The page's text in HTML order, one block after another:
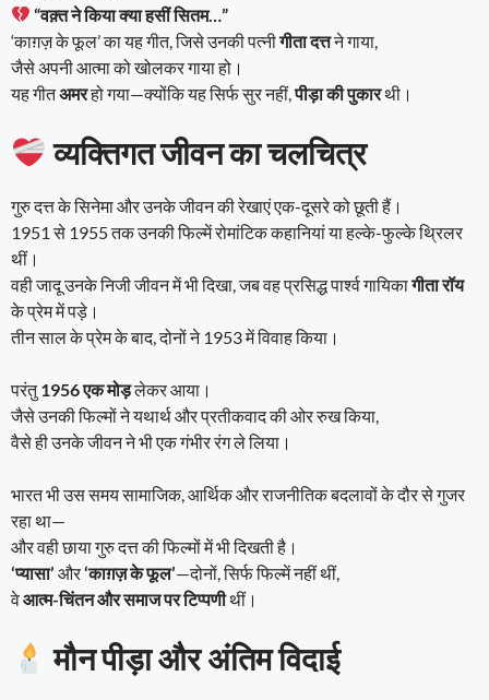
“वक़्त ने किया क्या हसीं सितम…”
‘काग़ज़ के फूल’ का यह गीत, जिसे उनकी पत्नीगीता दत्तने गाया,
जैसे अपनी आत्मा को खोलकर गाया हो।
यह गीतअमरहो गया—क्योंकि यह सिर्फ सुर नहीं,पीड़ा की पुकारथी।
व्यक्तिगत जीवन का चलचित्र
गुरु दत्त के सिनेमा और उनके जीवन की रेखाएं एक-दूसरे को छूती हैं।
1951 से 1955 तक उनकी फिल्में रोमांटिक कहानियां या हल्के-फुल्के थ्रिलर
थीं।
वही जादू उनके निजी जीवन में भी दिखा, जब वह प्रसिद्ध पार्श्व गायिकागीता रॉय
के प्रेम में पड़े।
तीन साल के प्रेम के बाद, दोनों ने 1953 में विवाह किया।
परंतु1956 एक मोड़लेकर आया।
जैसे उनकी फिल्मों ने यथार्थ और प्रतीकवाद की ओर रुख किया,
वैसे ही उनके जीवन ने भी एक गंभीर रंग ले लिया।
भारत भी उस समय सामाजिक, आर्थिक और राजनीतिक बदलावों के दौर से गुजर
रहा था—
और वही छाया गुरु दत्त की फिल्मों में भी दिखती है।
‘प्यासा’ और‘काग़ज़ के फूल’—दोनों, सिर्फ फिल्में नहीं थीं,
वेआत्म-चिंतन और समाज पर टिप्पणीथीं।
मौन पीड़ा और अंतिम विदाई